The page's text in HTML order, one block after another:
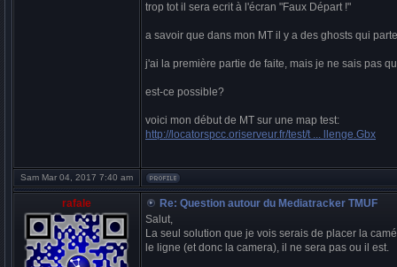
trop tot il sera ecrit à l'écran "Faux Départ !"
a savoir que dans mon MT il y a des ghosts qui
j'ai la première partie de faite, mais je ne sais pas
est-ce possible?
voici mon début de MT sur une map test:
http://locatorspcc.oriserveur.fr/test/t ... llenge.Gbx
Sam Mar 04, 2017 7:40 am
rafale
Re: Question autour du Mediatracker TMUF
Salut,
La seul solution que je vois serais de placer la
le ligne (et donc la camera), il ne sera pas ou il est.